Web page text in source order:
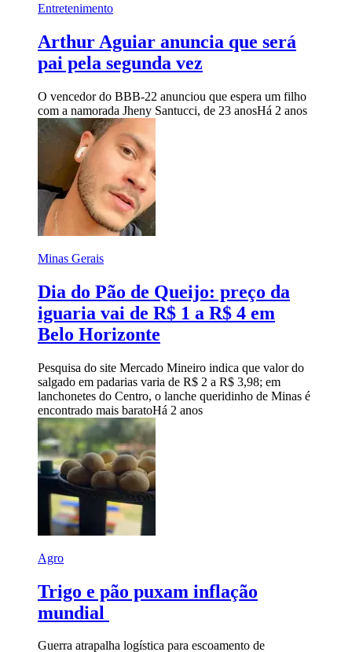
Entretenimento
Arthur Aguiar anuncia que será
pai pela segunda vez
O vencedor do BBB-22 anunciou que espera um filho
com a namorada Jheny Santucci, de 23 anosHá 2 anos
Minas Gerais
Dia do Pão de Queijo: preço da
iguaria vai de R$ 1 a R$ 4 em
Belo Horizonte
Pesquisa do site Mercado Mineiro indica que valor do
salgado em padarias varia de R$ 2 a R$ 3,98; em
lanchonetes do Centro, o lanche queridinho de Minas é
encontrado mais baratoHá 2 anos
Agro
Trigo e pão puxam inflação
mundial
Guerra atrapalha logística para escoamento de